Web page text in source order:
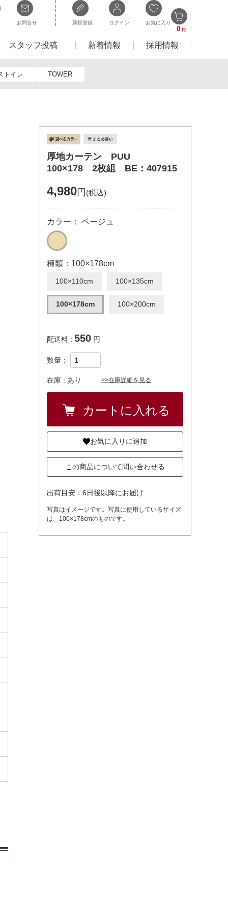
お問合せ 新規登録 ログイン お気に入り
0 円
スタッフ投稿 新着情報 採用情報
トイレ TOWER
厚地カーテン PUU
100×178 2枚組 BE：407915
4,980円 (税込)
カラー： ベージュ
種類：100×178cm
100×110cm 100×135cm
100×178cm 100×200cm
配送料 : 550 円
数量：
在庫 : あり >>在庫詳細を見る
お気に入りに追加
この商品について問い合わせる
出荷目安：6日後以降にお届け
写真はイメージです。写真に使用しているサイズ
は、100×178cmのものです。